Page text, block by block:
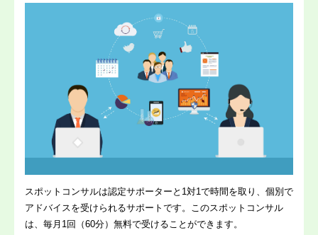
スポットコンサルは認定サポーターと1対1で時間を取り、個別で
アドバイスを受けられるサポートです。このスポットコンサル
は、毎月1回（60分）無料で受けることができます。